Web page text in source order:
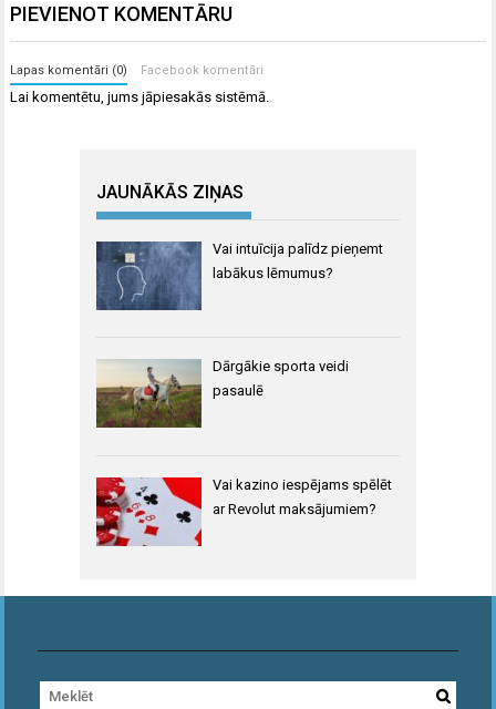
PIEVIENOT KOMENTĀRU
Lapas komentāri (0) Facebook komentāri
Lai komentētu, jumsjāpiesakās sistēmā.
JAUNĀKĀS ZIŅAS
Vai intuīcija palīdz pieņemt
labākus lēmumus?
Dārgākie sporta veidi
pasaulē
Vai kazino iespējams spēlēt
ar Revolut maksājumiem?